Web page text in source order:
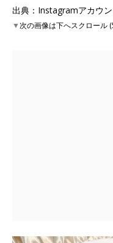
出典：Instagramアカウ
▼次の画像は下へスクロール